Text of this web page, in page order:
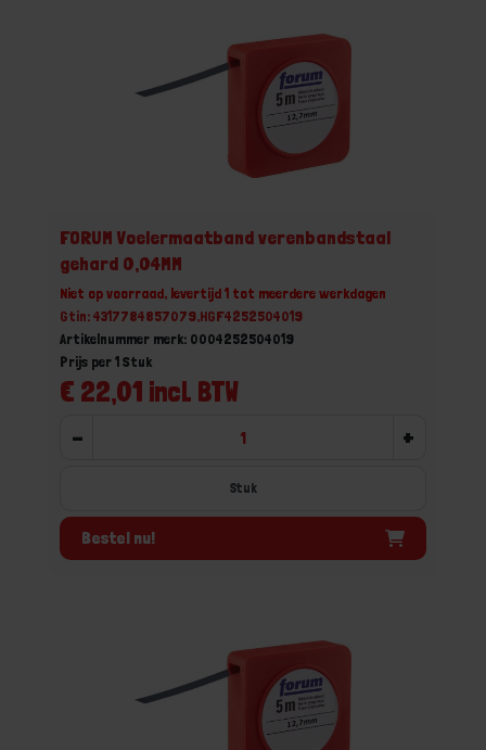
FORUM Voelermaatband verenbandstaal
gehard 0,04MM
Niet op voorraad, levertijd 1 tot meerdere werkdagen
Gtin: 4317784857079,HGF4252504019
Artikelnummer merk: 0004252504019
€ 22,01 incl. BTW
Prijs per 1 Stuk
- +
Stuk
Bestel nu!